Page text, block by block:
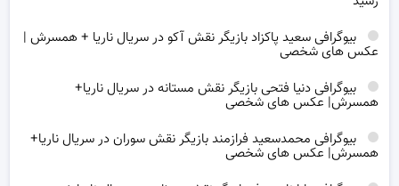
بیوگرافی سعید پاکزاد بازیگر نقش آکو در سریال ناریا + همسرش |
عکس های شخصی
بیوگرافی دنیا فتحی بازیگر نقش مستانه در سریال ناریا+
همسرش| عکس های شخصی
بیوگرافی محمدسعید فرازمند بازیگر نقش سوران در سریال ناریا+
همسرش| عکس های شخصی